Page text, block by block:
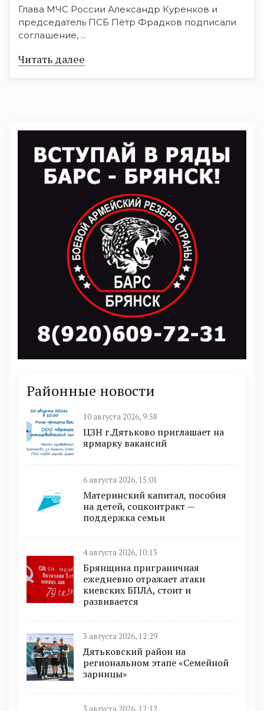
Глава МЧС России Александр Куренков и
председатель ПСБ Пётр Фрадков подписали
соглашение, ...
Читать далее
Районные новости
10 августа 2026, 9:58
ЦЗН г.Дятьково приглашает на
ярмарку вакансий
6 августа 2026, 15:01
Материнский капитал, пособия
на детей, соцконтракт —
поддержка семьи
4 августа 2026, 10:13
Брянщина приграничная
ежедневно отражает атаки
киевских БПЛА, стоит и
развивается
3 августа 2026, 12:29
Дятьковский район на
региональном этапе «Семейной
зарницы»